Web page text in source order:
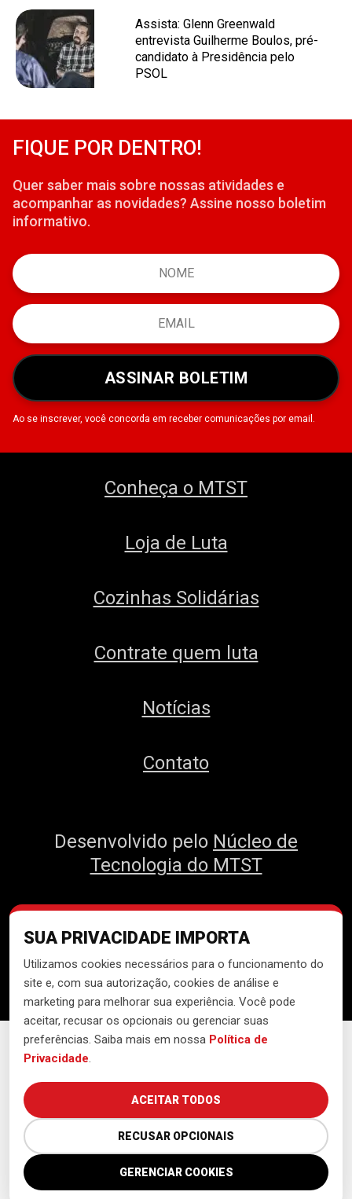
Assista: Glenn Greenwald
entrevista Guilherme Boulos, pré-
candidato à Presidência pelo
PSOL
SUA PRIVACIDADE IMPORTA
Utilizamos cookies necessários para o funcionamento do
site e, com sua autorização, cookies de análise e
marketing para melhorar sua experiência. Você pode
aceitar, recusar os opcionais ou gerenciar suas
preferências. Saiba mais em nossa Política de
Privacidade.
ACEITAR TODOS
RECUSAR OPCIONAIS
GERENCIAR COOKIES
FIQUE POR DENTRO!
Quer saber mais sobre nossas atividades e
acompanhar as novidades? Assine nosso boletim
informativo.
ASSINAR BOLETIM
Ao se inscrever, você concorda em receber comunicações por email.
Conheça o MTST
Loja de Luta
Cozinhas Solidárias
Contrate quem luta
Notícias
Contato
Desenvolvido pelo Núcleo de
Tecnologia do MTST
Política de Privacidade